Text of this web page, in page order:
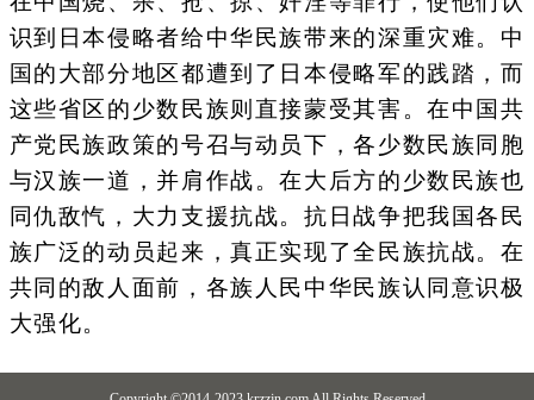
识到日本侵略者给中华民族带来的深重灾难。中
国的大部分地区都遭到了日本侵略军的践踏，而
这些省区的少数民族则直接蒙受其害。在中国共
产党民族政策的号召与动员下，各少数民族同胞
与汉族一道，并肩作战。在大后方的少数民族也
同仇敌忾，大力支援抗战。抗日战争把我国各民
族广泛的动员起来，真正实现了全民族抗战。在
共同的敌人面前，各族人民中华民族认同意识极
大强化。